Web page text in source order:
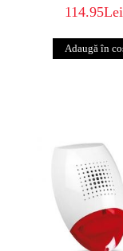
114.95Lei